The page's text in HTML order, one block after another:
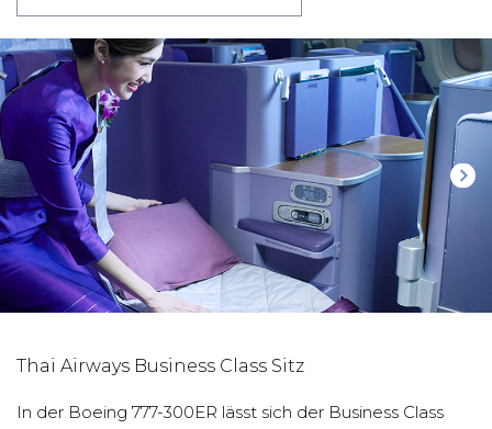
Thai Airways Business Class Sitz
In der Boeing 777-300ER lässt sich der Business Class